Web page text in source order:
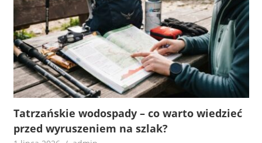
Tatrzańskie wodospady – co warto wiedzieć
przed wyruszeniem na szlak?